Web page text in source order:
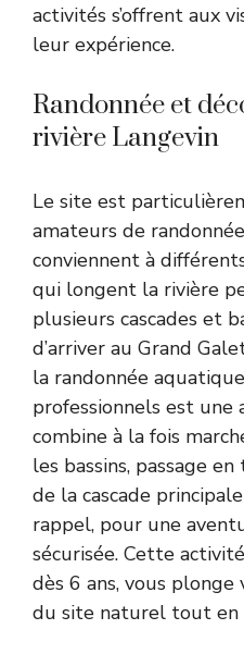
activités s’offrent aux
leur expérience.
Randonnée et
rivière Langevin
Le site est
amateurs de
conviennent à
qui longent la rivière
plusieurs cascades et
d’arriver au Grand
la randonnée
professionnels est une
combine à la fois
les bassins, passage
de la cascade
rappel, pour une
sécurisée. Cette
dès 6 ans, vous
du site naturel tout en